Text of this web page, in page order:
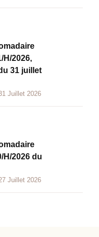
H/2026,
31 juillet
Juillet 2026
H/2026 du
Juillet 2026